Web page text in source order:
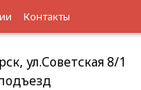
Контакты
ул.Советская 8/1